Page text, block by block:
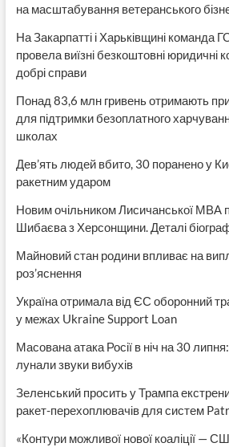
на масштабування ветеранського
На Закарпатті і Харьківщині команда
провела виїзні безкоштовні юридичні
добрі справи
Понад 83,6 млн гривень отримають
для підтримки безоплатного
школах
Дев’ять людей вбито, 30 поранено у
ракетним ударом
Новим очільником Лисичанської МВА
Шибаєва з Херсонщини. Деталі
Майновий стан родини впливає на
роз’яснення
Україна отримала від ЄС оборонний
у межах Ukraine Support Loan
Масована атака Росії в ніч на 30
лунали звуки вибухів
Зеленський просить у Трампа
ракет-перехоплювачів для систем
«Контури можливої нової коаліції —